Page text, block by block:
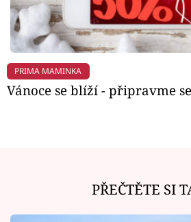
PRIMA MAMINKA
Vánoce se blíží - připravme
PŘEČTĚTE SI